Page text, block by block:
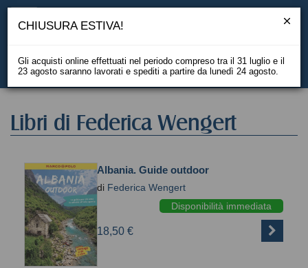
EN
Libri di Federica Wengert
Albania. Guide outdoor
di Federica Wengert
Disponibilità immediata
18,50 €
CHIUSURA ESTIVA!
Gli acquisti online effettuati nel periodo compreso tra il 31 luglio e il
23 agosto saranno lavorati e spediti a partire da lunedì 24 agosto.